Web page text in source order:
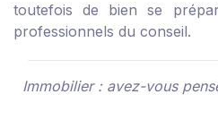
toutefois de bien se
professionnels du conseil.
Immobilier : avez-vous